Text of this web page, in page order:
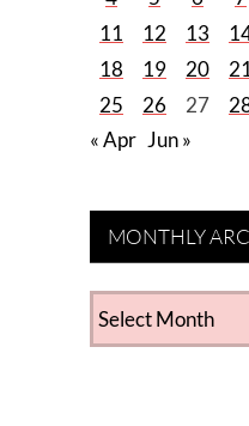
11
12 13
18
19 20
25
26 27
« Apr Jun »
MONTHLY
MONTHLY
ARCHIVES